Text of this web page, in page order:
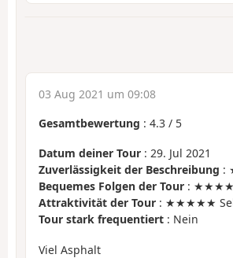
03 Aug 2021 um 09:08
Gesamtbewertung : 4.3 / 5
Datum deiner Tour : 29. Jul 2021
Zuverlässigkeit der Beschreibung :
Bequemes Folgen der Tour :
Attraktivität der Tour : ★★★★★
Tour stark frequentiert : Nein
Viel Asphalt